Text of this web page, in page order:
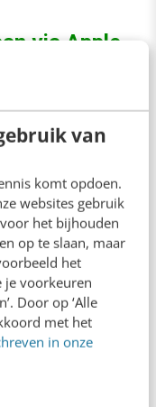
van
komt opdoen.
websites gebruik
het bijhouden
op te slaan, maar
het
je voorkeuren
Door op ‘Alle
met het
in onze
via Apple
Custom
Apple Ads
Apple’s
je een
(MMP) zoals
kun je CPP’s
meerdere